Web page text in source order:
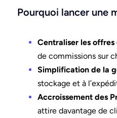
Pourquoi lancer une
Centraliser les
de commissions sur
Simplification de la
stockage et à
Accroissement des
attire davantage de